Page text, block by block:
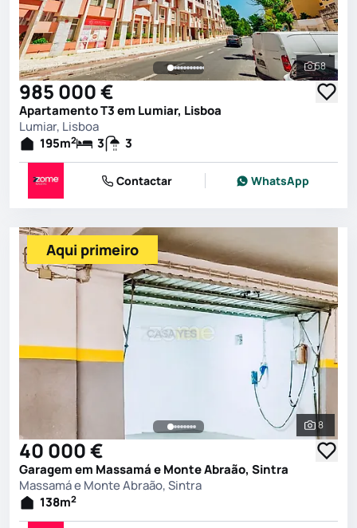
Ver
58
985 000 €
Apartamento T3 em Lumiar, Lisboa
Lumiar, Lisboa
195m2 3 3
Contactar WhatsApp
Ver
8
Aqui primeiro
40 000 €
Garagem em Massamá e Monte Abraão, Sintra
Massamá e Monte Abraão, Sintra
138m2